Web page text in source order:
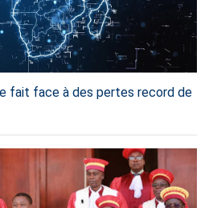
fait face à des pertes record de